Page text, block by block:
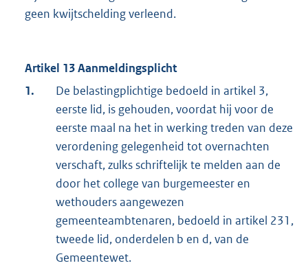
geen kwijtschelding verleend.
Artikel 13 Aanmeldingsplicht
1.
De belastingplichtige bedoeld in artikel 3,
eerste lid, is gehouden, voordat hij voor de
eerste maal na het in werking treden van deze
verordening gelegenheid tot overnachten
verschaft, zulks schriftelijk te melden aan de
door het college van burgemeester en
wethouders aangewezen
gemeenteambtenaren, bedoeld in artikel 231,
tweede lid, onderdelen b en d, van de
Gemeentewet.